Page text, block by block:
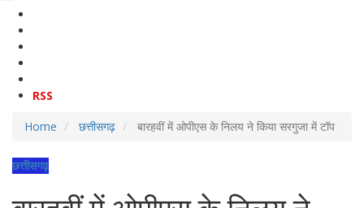
RSS
Home
छत्तीसगढ़ बारहवीं में ओपीएस के निलय ने किया सरगुजा में टॉप
छत्तीसगढ़